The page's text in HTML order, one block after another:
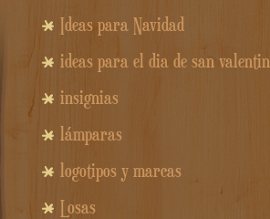
Ideas para Navidad
ideas para el dia de san valentin
insignias
lámparas
logotipos y marcas
Losas